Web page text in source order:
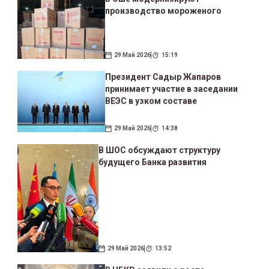
производство мороженого
29 Май 2026 15:19
Президент Садыр Жапаров
принимает участие в заседании
ВЕЭС в узком составе
29 Май 2026 14:38
В ШОС обсуждают структуру
будущего Банка развития
29 Май 2026 13:52